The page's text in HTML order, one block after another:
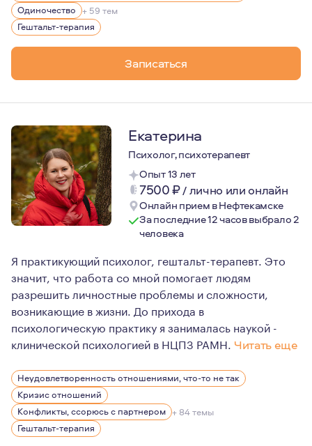
Ещё с 2018 года – специализация по «работе с
В 2020 году я повысила квалификацию по программе
2022 - 2024 гг - специализация "Терапия психической
Кроме работы стараюсь наполнять свою жизнь тем,
2024-2025 гг - сексология.
Одиночество + 59 тем
Гештальт-терапия
Записаться
Екатерина
Психолог, психотерапевт
Опыт 13 лет
7500₽/лично или онлайн
Онлайн прием в Нефтекамске
За последние 12 часов выбрало 2
человека
Я практикующий психолог, гештальт-терапевт. Это
значит, что работа со мной помогает людям
разрешить личностные проблемы и сложности,
возникающие в жизни. До прихода в
психологическую практику я занималась наукой -
клинической психологией в НЦПЗ РАМН. Читать еще
Когда я представляюсь официально, то говорю, что
...А если представляться неофициально, то иногда я
Ответ кроется в моей жизни. У меня самой не всегда
Я очень не люблю, когда избыточная тревога,
Неудовлетворенность отношениями, что-то не так
Кризис отношений
Конфликты, ссорюсь с партнером + 84 темы
Гештальт-терапия